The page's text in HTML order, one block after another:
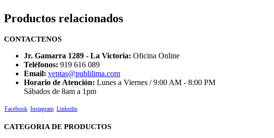
Productos relacionados
CONTACTENOS
Jr. Gamarra 1289 - La Victoria: Oficina Online
Teléfonos: 919 616 089
Email: ventas@publilima.com
Horario de Atención: Lunes a Viernes / 9:00 AM - 8:00 PM
Sábados de 8am a 1pm
Facebook Instagram Linkedin
CATEGORIA DE PRODUCTOS